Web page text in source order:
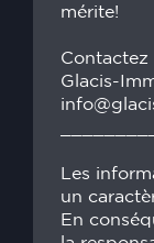
mérite!
Contactez
Glacis-
Les
un
En